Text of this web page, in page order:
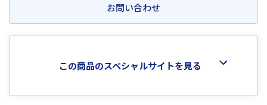
お問い合わせ
この商品のスペシャルサイトを見る